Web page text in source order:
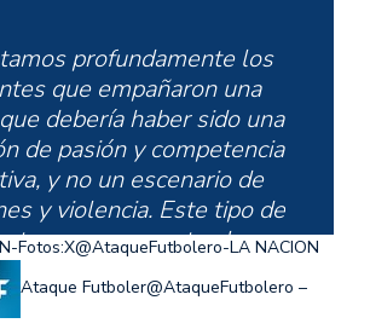
profundamente los
que empañaron una
debería haber sido una
de pasión y competencia
y no un escenario de
y violencia. Este tipo de
no representan los
del fútbol ni de nuestra
institución.
Fotos:X@AtaqueFutbolero-LA NACION
Ataque Futboler@AtaqueFutbolero –